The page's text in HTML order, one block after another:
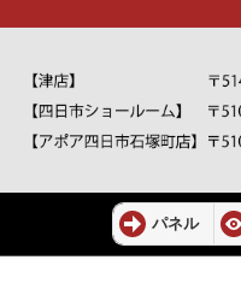
パネル